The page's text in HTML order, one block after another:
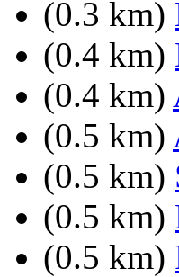
(0.3 km)
(0.4 km)
(0.4 km)
(0.5 km)
(0.5 km)
(0.5 km)
(0.5 km)